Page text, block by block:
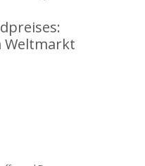
Weltmarkt